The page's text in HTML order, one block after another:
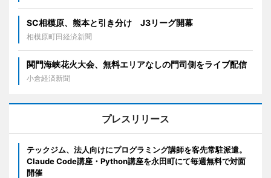
SC相模原、熊本と引き分け J3リーグ開幕
相模原町田経済新聞
関門海峡花火大会、無料エリアなしの門司側をライブ配信
小倉経済新聞
プレスリリース
テックジム、法人向けにプログラミング講師を客先常駐派遣。
Claude Code講座・Python講座を永田町にて毎週無料で対面
開催